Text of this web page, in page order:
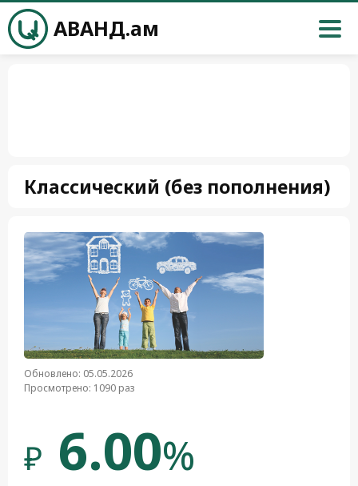
АВАНД.ам
Классический (без пополнения)
Обновлено: 05.05.2026
Просмотрено: 1090 раз
₽ 6.00%